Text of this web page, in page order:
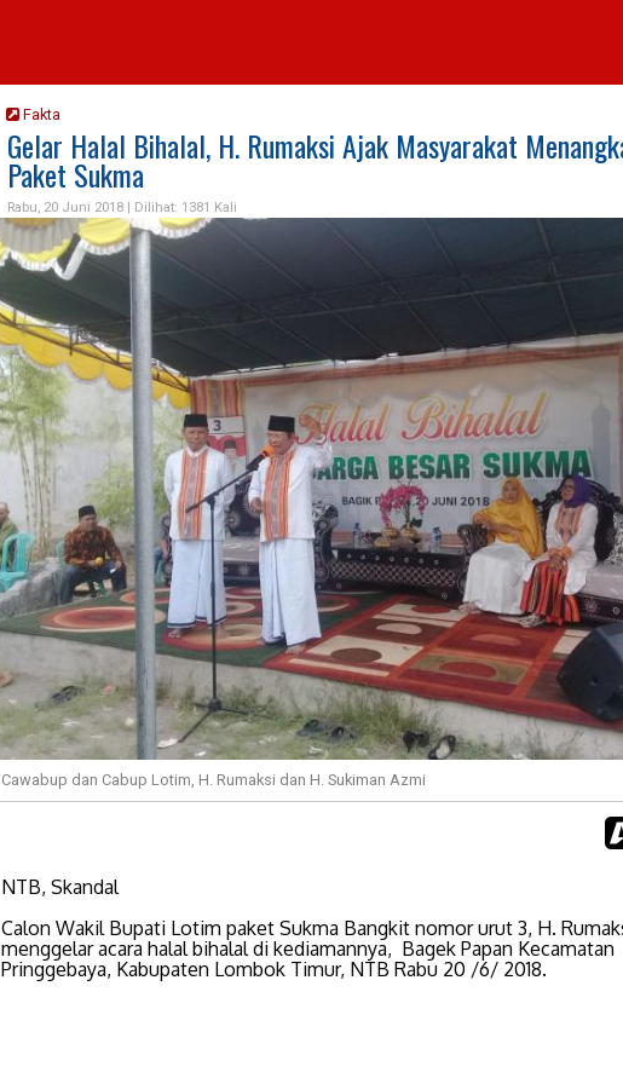
Fakta
Gelar Halal Bihalal, H. Rumaksi Ajak Masyarakat
Paket Sukma
Rabu, 20 Juni 2018 | Dilihat: 1381 Kali
Cawabup dan Cabup Lotim, H. Rumaksi dan H. Sukiman Azmi
NTB, Skandal
Calon Wakil Bupati Lotim paket Sukma Bangkit nomor urut 3, H.
menggelar acara halal bihalal di kediamannya, Bagek Papan Kecamatan
Pringgebaya, Kabupaten Lombok Timur, NTB Rabu 20 /6/ 2018.